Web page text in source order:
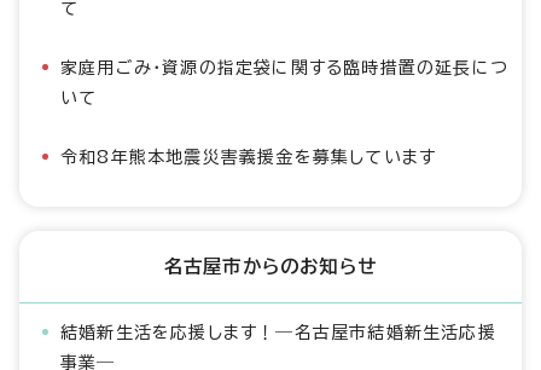
て
家庭用ごみ・資源の指定袋に関する臨時措置の延長につ
いて
令和8年熊本地震災害義援金を募集しています
名古屋市からのお知らせ
結婚新生活を応援します！―名古屋市結婚新生活応援
事業―